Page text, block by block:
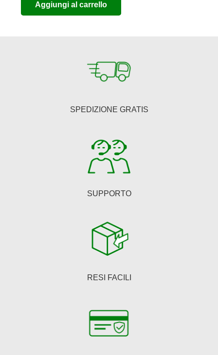
originale
era:
attuale
è:
Aggiungi al carrello
SPEDIZIONE GRATIS
SUPPORTO
RESI FACILI